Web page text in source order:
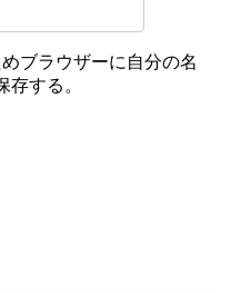
ブラウザーに自分の名
する。